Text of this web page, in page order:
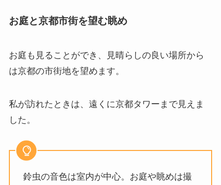
お庭と京都市街を望む眺め
お庭も見ることができ、見晴らしの良い場所から
は京都の市街地を望めます。
私が訪れたときは、遠くに京都タワーまで見えま
した。
鈴虫の音色は室内が中心。お庭や眺めは撮